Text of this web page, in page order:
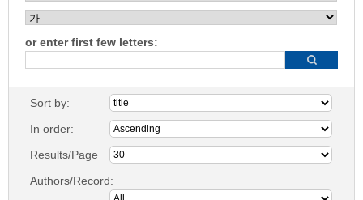
or enter first few letters:
Sort by:
In order:
Results/Page
Authors/Record: